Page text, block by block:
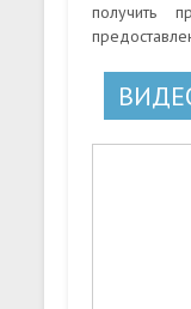
получить